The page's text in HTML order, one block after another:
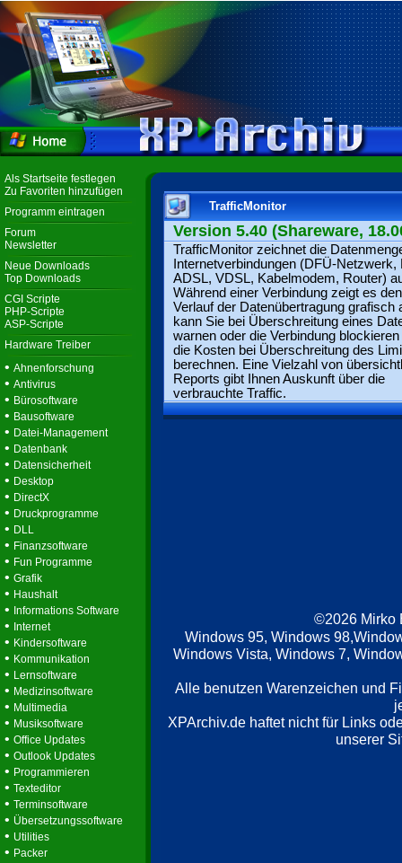
Als Startseite festlegen
Zu Favoriten hinzufügen
Programm eintragen
Forum
Newsletter
Neue Downloads
Top Downloads
CGI Scripte
PHP-Scripte
ASP-Scripte
Hardware Treiber
• Ahnenforschung
• Antivirus
• Bürosoftware
• Bausoftware
• Datei-Management
• Datenbank
• Datensicherheit
• Desktop
• DirectX
• Druckprogramme
• DLL
• Finanzsoftware
• Fun Programme
• Grafik
• Haushalt
• Informations Software
• Internet
• Kindersoftware
• Kommunikation
• Lernsoftware
• Medizinsoftware
• Multimedia
• Musiksoftware
• Office Updates
• Outlook Updates
• Programmieren
• Texteditor
• Terminsoftware
• Übersetzungssoftware
• Utilities
• Packer
TrafficMonitor
Version 5.40 (Shareware,
TrafficMonitor zeichnet die
Internetverbindungen (DFÜ-Netzwerk,
ADSL, VDSL, Kabelmodem, Router)
Während einer Verbindung zeigt es den
Verlauf der Datenübertragung grafisch
kann Sie bei Überschreitung eines
warnen oder die Verbindung
die Kosten bei Überschreitung des
berechnen. Eine Vielzahl von
Reports gibt Ihnen Auskunft über die
verbrauchte Traffic.
©2026 Mirko
Windows 95, Windows
Windows Vista, Windows 7,
Alle benutzen Warenzeichen und
XPArchiv.de haftet nicht für Links
unserer